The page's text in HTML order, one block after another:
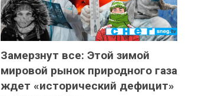
Замерзнут все: Этой зимой
мировой рынок природного газа
ждет «исторический дефицит»